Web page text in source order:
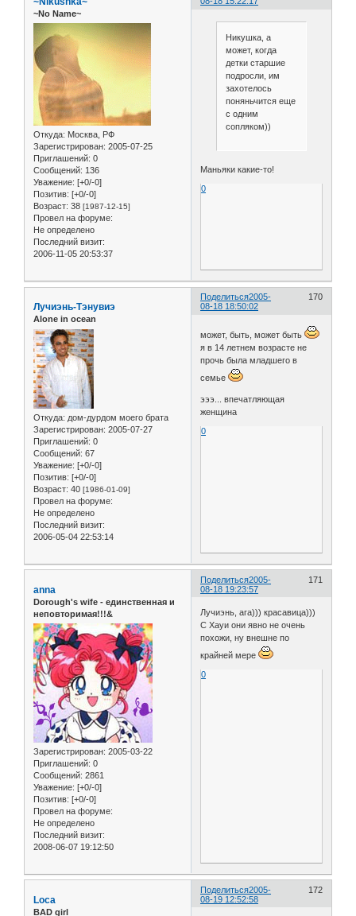
~No Name~
Откуда: Москва, РФ
Зарегистрирован: 2005-07-25
Приглашений: 0
Сообщений: 136
Уважение: [+0/-0]
Позитив: [+0/-0]
Возраст: 38 [1987-12-15]
Провел на форуме:
Не определено
Последний визит:
2006-11-05 20:53:37
Никушка, а
может, когда
детки старшие
подросли, им
захотелось
поняньчится еще
с одним
сопляком))
Маньяки какие-то!
0
Поделиться 170
2005-
08-18 18:50:02
Лучиэнь-Тэнувиэ
Alone in ocean
Откуда: дом-дурдом моего брата
Зарегистрирован: 2005-07-27
Приглашений: 0
Сообщений: 67
Уважение: [+0/-0]
Позитив: [+0/-0]
Возраст: 40 [1986-01-09]
Провел на форуме:
Не определено
Последний визит:
2006-05-04 22:53:14
может, быть, может быть
я в 14 летнем возрасте не
прочь была младшего в
семье
эээ... впечатляющая
женщина
0
Поделиться 171
2005-
08-18 19:23:57
anna
Dorough's wife - единственная и
неповторимая!!!&
Зарегистрирован: 2005-03-22
Приглашений: 0
Сообщений: 2861
Уважение: [+0/-0]
Позитив: [+0/-0]
Провел на форуме:
Не определено
Последний визит:
2008-06-07 19:12:50
Лучиэнь, ага))) красавица)))
С Хауи они явно не очень
похожи, ну внешне по
крайней мере
0
Поделиться 172
2005-
08-19 12:52:58
Loca
BAD girl